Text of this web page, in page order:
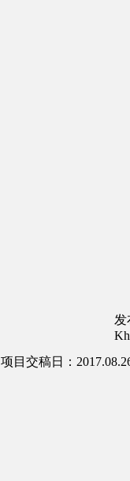
发
项目交稿日：